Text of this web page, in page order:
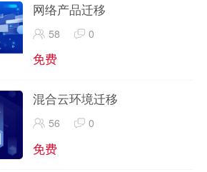
网络产品迁移
58 0
免费
混合云环境迁移
56 0
免费